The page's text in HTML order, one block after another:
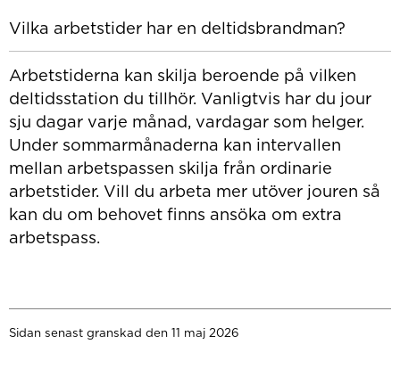
Vilka arbetstider har en deltidsbrandman?
Arbetstiderna kan skilja beroende på vilken
deltidsstation du tillhör. Vanligtvis har du jour
sju dagar varje månad, vardagar som helger.
Under sommarmånaderna kan intervallen
mellan arbetspassen skilja från ordinarie
arbetstider. Vill du arbeta mer utöver jouren så
kan du om behovet finns ansöka om extra
arbetspass.
Sidan senast granskad den 11 maj 2026